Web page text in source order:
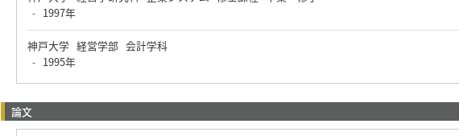
- 1997年
神戸大学 経営学部 会計学科
- 1995年
論文